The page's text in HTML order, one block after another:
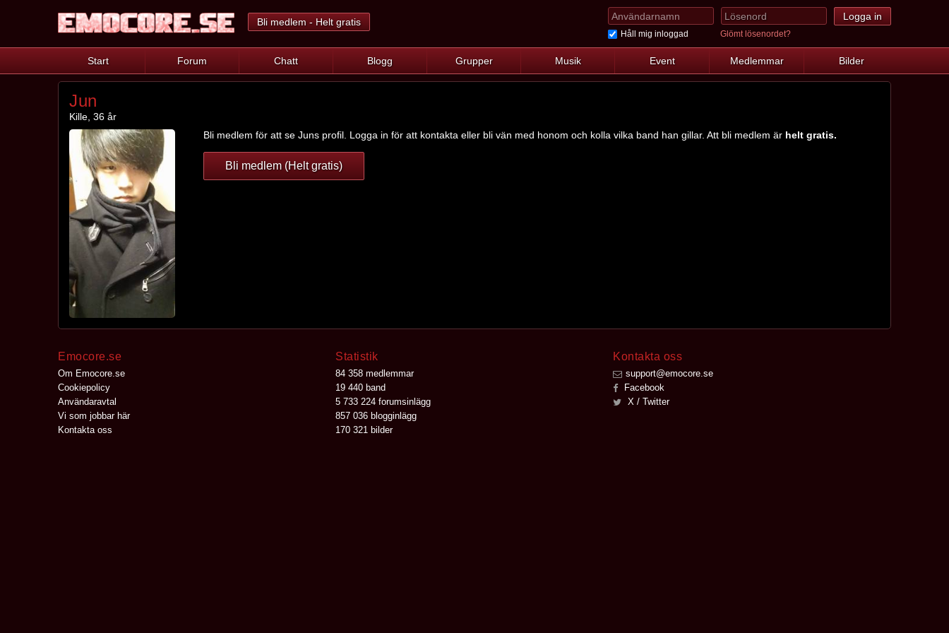
Bli medlem - Helt gratis
Håll mig inloggad Glömt lösenordet?
Start Forum Chatt Blogg Grupper Musik Event Medlemmar Bilder
Jun
Kille, 36 år
Bli medlem för att se Juns profil. Logga in för att kontakta eller bli vän med honom och kolla vilka band han gillar. Att bli medlem är helt gratis.
Bli medlem (Helt gratis)
Emocore.se
Om Emocore.se
Cookiepolicy
Användaravtal
Vi som jobbar här
Kontakta oss
Statistik
84 358 medlemmar
19 440 band
5 733 224 forumsinlägg
857 036 blogginlägg
170 321 bilder
Kontakta oss
support@emocore.se
Facebook
X / Twitter